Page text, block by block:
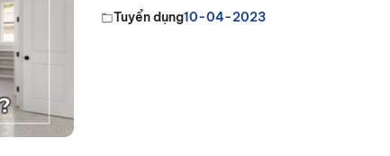
Tuyển dụng10-04-2023